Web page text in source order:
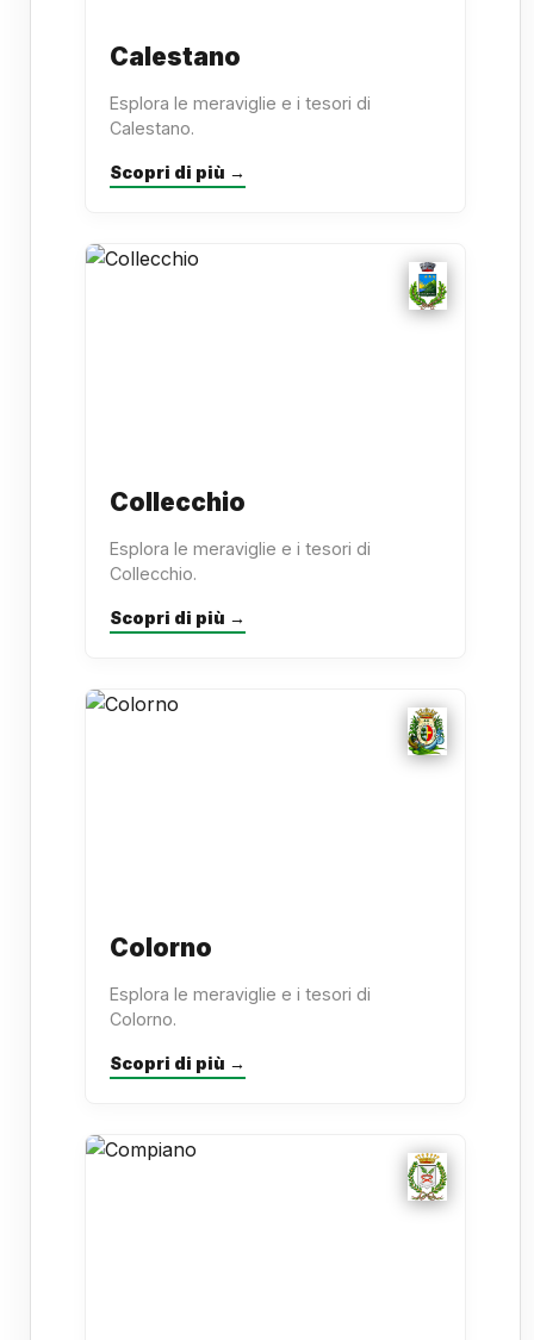
Calestano
Esplora le meraviglie e i tesori di
Calestano.
Scopri di più →
Collecchio
Esplora le meraviglie e i tesori di
Collecchio.
Scopri di più →
Colorno
Esplora le meraviglie e i tesori di
Colorno.
Scopri di più →